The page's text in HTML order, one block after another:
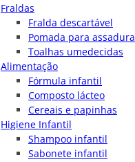
Fraldas
Fralda descartável
Pomada para assadura
Toalhas umedecidas
Alimentação
Fórmula infantil
Composto lácteo
Cereais e papinhas
Higiene Infantil
Shampoo infantil
Sabonete infantil